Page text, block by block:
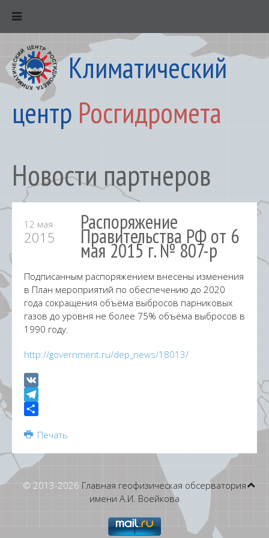
Климатический
центр Росгидромета
Новости партнеров
12 мая
2015
Распоряжение
Правительства РФ от 6
мая 2015 г. № 807-р
Подписанным распоряжением внесены изменения
в План мероприятий по обеспечению до 2020
года сокращения объёма выбросов парниковых
газов до уровня не более 75% объёма выбросов в
1990 году.
http://government.ru/dep_news/18013/
VK
Telegram
Печать
© 2013-2026 Главная геофизическая обсерватория
имени А.И. Воейкова